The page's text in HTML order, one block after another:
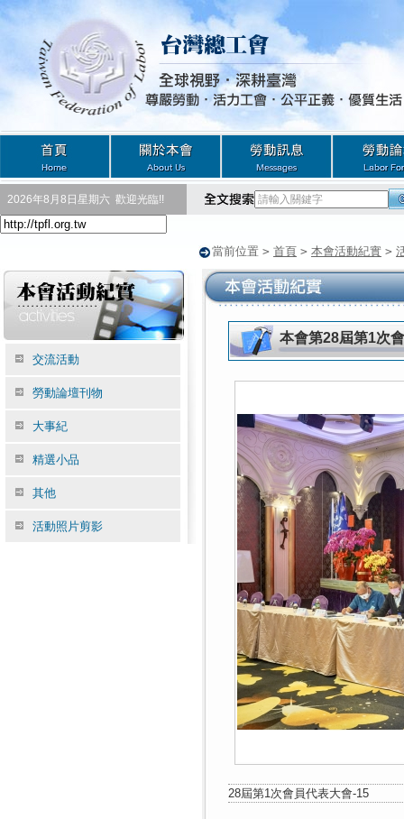
2026年8月8日星期六 歡迎光臨!!
當前位置 > 首頁 > 本會活動紀實 >
交流活動
勞動論壇刊物
大事紀
精選小品
其他
活動照片剪影
本會第28屆第1次
28屆第1次會員代表大會-15